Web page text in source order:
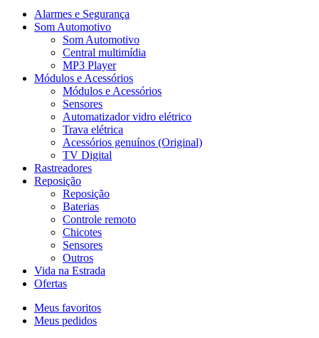
Alarmes e Segurança
Som Automotivo
Som Automotivo
Central multimídia
MP3 Player
Módulos e Acessórios
Módulos e Acessórios
Sensores
Automatizador vidro elétrico
Trava elétrica
Acessórios genuínos (Original)
TV Digital
Rastreadores
Reposição
Reposição
Baterias
Controle remoto
Chicotes
Sensores
Outros
Vida na Estrada
Ofertas
Meus favoritos
Meus pedidos